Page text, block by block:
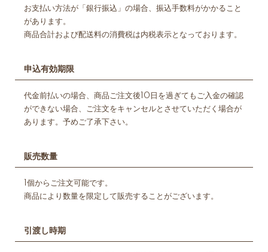
お支払い方法が「銀行振込」の場合、振込手数料がかかること
があります。
商品合計および配送料の消費税は内税表示となっております。
申込有効期限
代金前払いの場合、商品ご注文後10日を過ぎてもご入金の確認
ができない場合、ご注文をキャンセルとさせていただく場合が
あります。予めご了承下さい。
販売数量
1個からご注文可能です。
商品により数量を限定して販売することがございます。
引渡し時期